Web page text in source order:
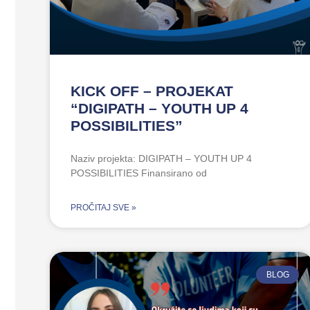
KICK OFF – PROJEKAT
“DIGIPATH – YOUTH UP 4
POSSIBILITIES”
Naziv projekta: DIGIPATH – YOUTH UP 4
POSSIBILITIES Finansirano od
PROČITAJ SVE »
BLOG